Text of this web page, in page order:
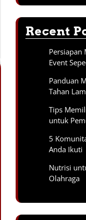
Recent
Persiapan
Event
Panduan
Tahan
Tips
untuk
5
Anda Ikuti
Nutrisi
Olahraga